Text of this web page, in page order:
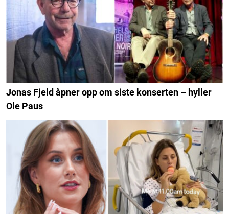
Jonas Fjeld åpner opp om siste konserten – hyller
Ole Paus